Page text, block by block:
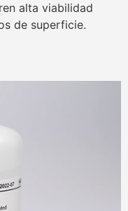
alta viabilidad
de superficie.